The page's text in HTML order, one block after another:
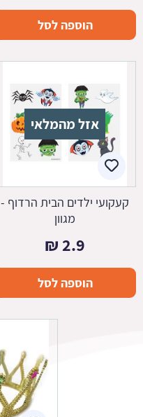
הוספה לסל
אזל מהמלאי
קעקועי ילדים הבית הרדוף -
מגוון
2.9
₪
הוספה לסל